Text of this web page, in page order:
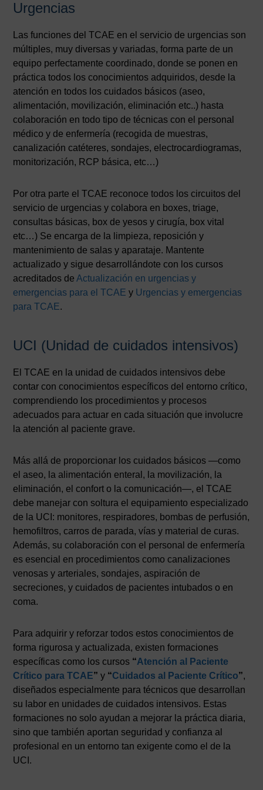
Urgencias
Las funciones del TCAE en el servicio de urgencias son
múltiples, muy diversas y variadas, forma parte de un
equipo perfectamente coordinado, donde se ponen en
práctica todos los conocimientos adquiridos, desde la
atención en todos los cuidados básicos (aseo,
alimentación, movilización, eliminación etc..) hasta
colaboración en todo tipo de técnicas con el personal
médico y de enfermería (recogida de muestras,
canalización catéteres, sondajes, electrocardiogramas,
monitorización, RCP básica, etc…)
Por otra parte el TCAE reconoce todos los circuitos del
servicio de urgencias y colabora en boxes, triage,
consultas básicas, box de yesos y cirugía, box vital
etc…) Se encarga de la limpieza, reposición y
mantenimiento de salas y aparataje. Mantente
actualizado y sigue desarrollándote con los cursos
acreditados deActualización en urgencias y
emergencias para el TCAE y Urgencias y emergencias
para TCAE.
UCI (Unidad de cuidados intensivos)
El TCAE en la unidad de cuidados intensivos debe
contar con conocimientos específicos del entorno crítico,
comprendiendo los procedimientos y procesos
adecuados para actuar en cada situación que involucre
la atención al paciente grave.
Más allá de proporcionar los cuidados básicos —como
el aseo, la alimentación enteral, la movilización, la
eliminación, el confort o la comunicación—, el TCAE
debe manejar con soltura el equipamiento especializado
de la UCI: monitores, respiradores, bombas de perfusión,
hemofiltros, carros de parada, vías y material de curas.
Además, su colaboración con el personal de enfermería
es esencial en procedimientos como canalizaciones
venosas y arteriales, sondajes, aspiración de
secreciones, y cuidados de pacientes intubados o en
coma.
Para adquirir y reforzar todos estos conocimientos de
forma rigurosa y actualizada, existen formaciones
específicas como los cursos “Atención al Paciente
Crítico para TCAE” y “Cuidados al Paciente Crítico”,
diseñados especialmente para técnicos que desarrollan
su labor en unidades de cuidados intensivos. Estas
formaciones no solo ayudan a mejorar la práctica diaria,
sino que también aportan seguridad y confianza al
profesional en un entorno tan exigente como el de la
UCI.